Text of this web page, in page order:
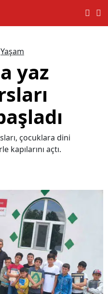
Yaşam
yaz
çocuklara dini
kapılarını açtı.